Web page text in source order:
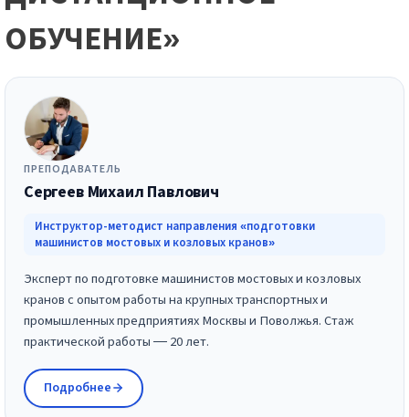
ОБУЧЕНИЕ»
ПРЕПОДАВАТЕЛЬ
Сергеев Михаил Павлович
Инструктор-методист направления «подготовки
машинистов мостовых и козловых кранов»
Эксперт по подготовке машинистов мостовых и козловых
кранов с опытом работы на крупных транспортных и
промышленных предприятиях Москвы и Поволжья. Стаж
практической работы — 20 лет.
Подробнее